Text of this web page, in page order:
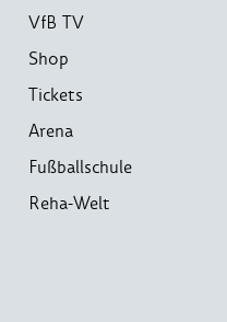
VfB TV
Shop
Tickets
Arena
Fußballschule
Reha-Welt